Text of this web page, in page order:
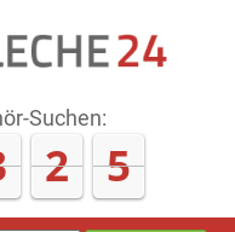
Suchen:
2 5